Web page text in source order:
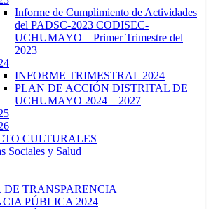
Informe de Cumplimiento de Actividades
del PADSC-2023 CODISEC-
UCHUMAYO – Primer Trimestre del
2023
INFORME TRIMESTRAL 2024
PLAN DE ACCIÓN DISTRITAL DE
UCHUMAYO 2024 – 2027
CULTURALES
Sociales y Salud
DE TRANSPARENCIA
PÚBLICA 2024